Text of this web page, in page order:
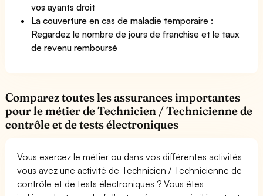
vos ayants droit
La couverture en cas de maladie temporaire :
Regardez le nombre de jours de franchise et le taux
de revenu remboursé
Comparez toutes les assurances importantes
pour le métier de Technicien / Technicienne de
contrôle et de tests électroniques
Vous exercez le métier ou dans vos différentes activités
vous avez une activité de Technicien / Technicienne de
contrôle et de tests électroniques ? Vous êtes